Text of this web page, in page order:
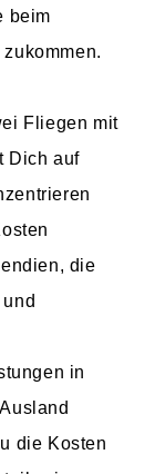
beim
Fliegen mit
Dich auf
die
in
die Kosten